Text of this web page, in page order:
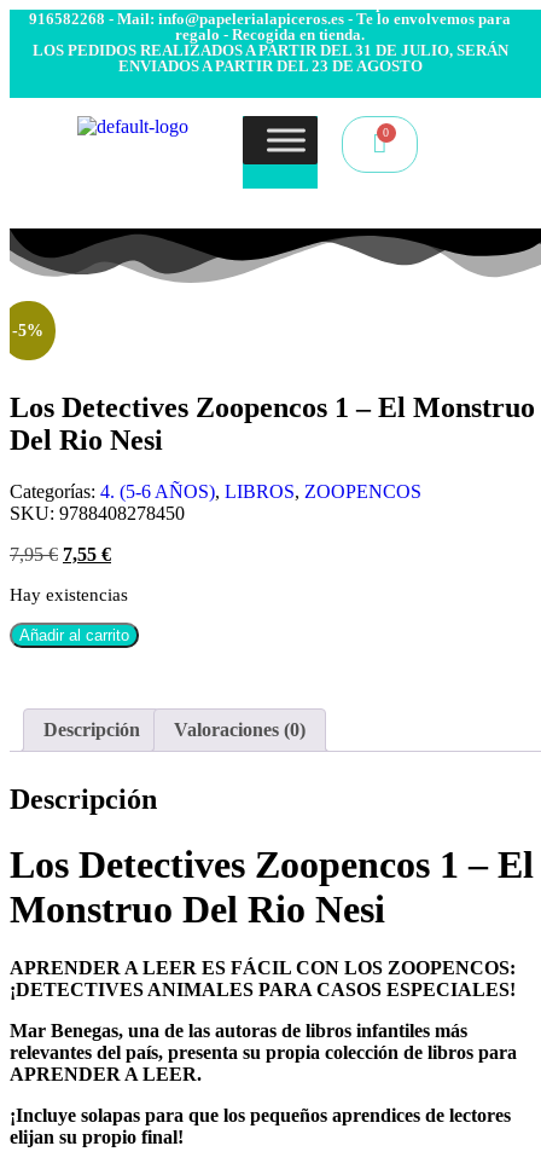
916582268 - Mail: info@papelerialapiceros.es - Te lo envolvemos para
regalo - Recogida en tienda.
LOS PEDIDOS REALIZADOS A PARTIR DEL 31 DE JULIO, SERÁN
ENVIADOS A PARTIR DEL 23 DE AGOSTO
-5%
Los Detectives Zoopencos 1 – El Monstruo
Del Rio Nesi
Categorías: 4. (5-6 AÑOS), LIBROS, ZOOPENCOS
SKU: 9788408278450
7,95€ 7,55 €
Hay existencias
Añadir al carrito
Descripción Valoraciones (0)
Descripción
Los Detectives Zoopencos 1 – El
Monstruo Del Rio Nesi
APRENDER A LEER ES FÁCIL CON LOS ZOOPENCOS:
¡DETECTIVES ANIMALES PARA CASOS ESPECIALES!
Mar Benegas, una de las autoras de libros infantiles más
relevantes del país, presenta su propia colección de libros para
APRENDER A LEER.
¡Incluye solapas para que los pequeños aprendices de lectores
elijan su propio final!